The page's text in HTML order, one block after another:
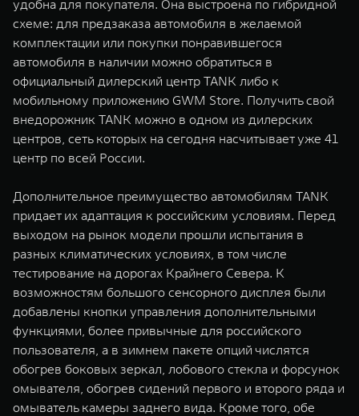
удобна для покупателя. Она выстроена по гибридной
схеме: для предзаказа автомобиля в желаемой
комплектации или покупки понравившегося
автомобиля в наличии можно обратиться в
официальный дилерский центр TANK либо к
мобильному приложению GWM Store. Получить свой
внедорожник TANK можно в одном из дилерских
центров, сеть которых на сегодня насчитывает уже 41
центр по всей России.
Дополнительное преимущество автомобилям TANK
придает их адаптация к российским условиям. Перед
выходом на рынок модели прошли испытания в
разных климатических условиях, в том числе
тестирование на дорогах Крайнего Севера. К
возможностям большого сенсорного дисплея были
добавлены кнопки управления дополнительными
функциями, более привычные для российского
пользователя, а в зимнем пакете опций числятся
обогрев боковых зеркал, лобового стекла и форсунок
омывателя, обогрев сидений первого и второго ряда и
омыватель камеры заднего вида. Кроме того, обе